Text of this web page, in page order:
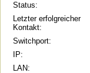
Status:
Letzter erfolgreicher
Kontakt:
Switchport:
IP:
LAN: